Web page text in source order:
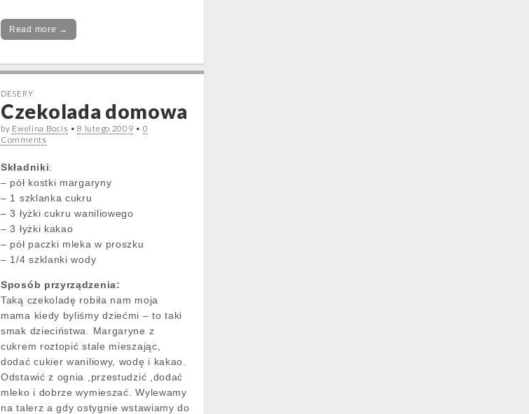
Read more →
DESERY
Czekolada domowa
by Ewelina Bocis •8 lutego 2009 • 0
Comments
Składniki:
– pół kostki margaryny
– 1 szklanka cukru
– 3 łyżki cukru waniliowego
– 3 łyżki kakao
– pół paczki mleka w proszku
– 1/4 szklanki wody
Sposób przyrządzenia:
Taką czekoladę robiła nam moja
mama kiedy byliśmy dziećmi – to taki
smak dzieciństwa. Margaryne z
cukrem roztopić stale mieszając,
dodać cukier waniliowy, wodę i kakao.
Odstawić z ognia ,przestudzić ,dodać
mleko i dobrze wymieszać. Wylewamy
na talerz a gdy ostygnie wstawiamy do